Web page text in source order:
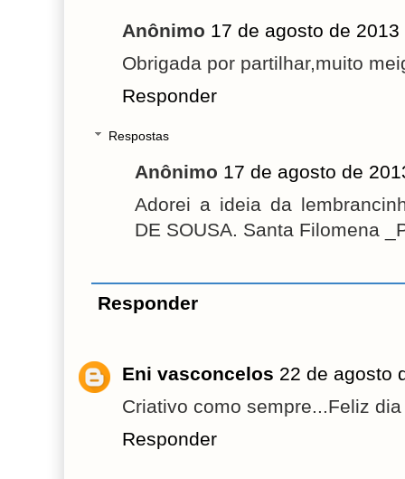
Anônimo 17 de agosto de
Obrigada por partilhar,muito
Responder
Respostas
Anônimo 17 de agosto de
Adorei a ideia da
DE SOUSA. Santa Filomena
Responder
Eni vasconcelos 22 de agosto
Criativo como sempre...Feliz
Responder